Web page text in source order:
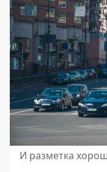
И разметка